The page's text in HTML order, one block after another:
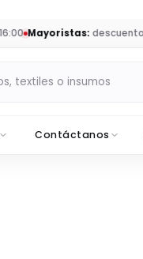
Mayoristas:descuentos
en Sumey
Contáctanos